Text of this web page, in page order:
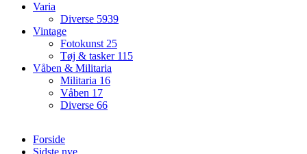
Varia
Diverse 5939
Vintage
Fotokunst25
Tøj & tasker 115
Våben & Militaria
Militaria 16
Våben 17
Diverse 66
Forside